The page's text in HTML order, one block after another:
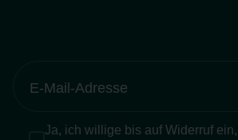
Ja, ich willige bis auf Widerruf